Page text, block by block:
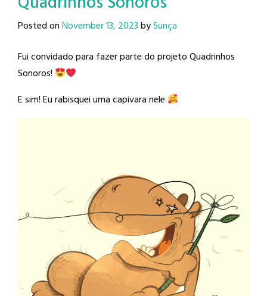
Posted onNovember 13, 2023bySunça
Fui convidado para fazer parte do projeto Quadrinhos
Sonoros!
E sim! Eu rabisquei uma capivara nele